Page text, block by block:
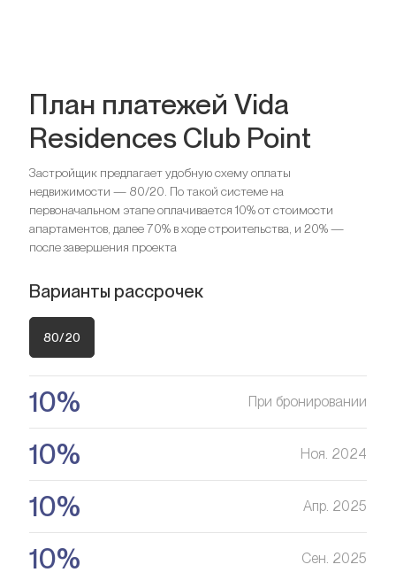
Спальни
Ванные комнаты
Ищете выгодный вариант для
инвестиций?
цене
Спальни
3
Ванные комнаты
Ищете выгодный вариант для
инвестиций?
Мы поможем вам приобрести актив, который растёт в
План платежей Vida
Residences Club Point
Застройщик предлагает удобную схему оплаты
недвижимости — 80/20. По такой системе на
первоначальном этапе оплачивается 10% от стоимости
апартаментов, далее 70% в ходе строительства, и 20% —
после завершения проекта
Варианты рассрочек
80/20
10% При бронировании
10% Ноя. 2024
10% Апр. 2025
10% Сен. 2025